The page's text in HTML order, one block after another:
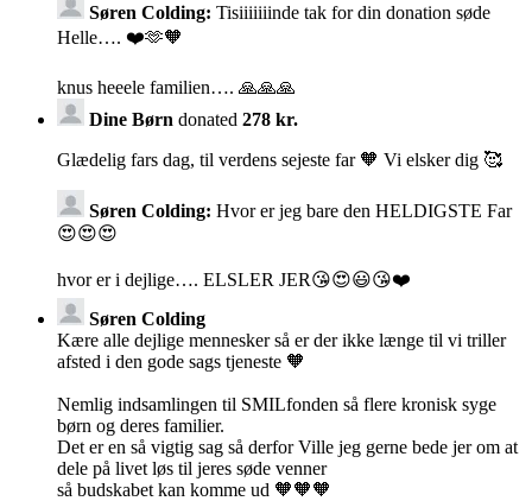
Søren Colding: Tisiiiiiiinde tak for din donation søde
Helle…. ❤️🫶🧡
knus heeele familien…. 🙏🙏🙏
Dine Børn donated 278 kr.
Glædelig fars dag, til verdens sejeste far 🧡 Vi elsker dig 🥰
Søren Colding: Hvor er jeg bare den HELDIGSTE Far
😍😍😍
hvor er i dejlige…. ELSLER JER😘😍😃😘❤️
Søren Colding
Kære alle dejlige mennesker så er der ikke længe til vi triller
afsted i den gode sags tjeneste 🧡
Nemlig indsamlingen til SMILfonden så flere kronisk syge
børn og deres familier.
Det er en så vigtig sag så derfor Ville jeg gerne bede jer om at
dele på livet løs til jeres søde venner
så budskabet kan komme ud 🧡🧡🧡